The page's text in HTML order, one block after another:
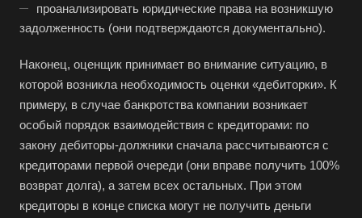
проанализировать юридические права на возникшую
задолженность (они подтверждаются документально).
Наконец, оценщик принимает во внимание ситуацию, в
которой возникла необходимость оценки «дебиторки». К
примеру, в случае банкротства компании возникает
особый порядок взаимодействия с кредиторами: по
закону дебиторы-должники сначала рассчитываются с
кредиторами первой очереди (они вправе получить 100%
возврат долга), а затем всех остальных. При этом
кредиторы в конце списка могут не получить деньги
Ахтубинск
Аша
Баймак
Балабаново
Балашиха
Балашов